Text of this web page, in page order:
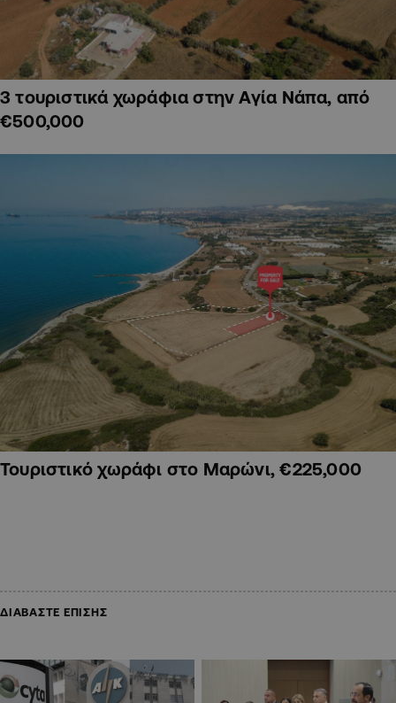
3 τουριστικά χωράφια στην Αγία Νάπα, από
€500,000
Τουριστικό χωράφι στο Μαρώνι, €225,000
ΔΙΑΒΑΣΤΕ ΕΠΙΣΗΣ